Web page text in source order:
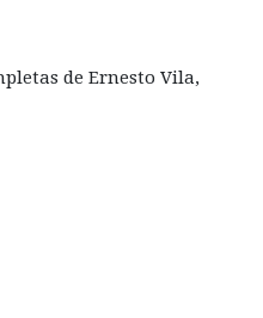
de Ernesto Vila,